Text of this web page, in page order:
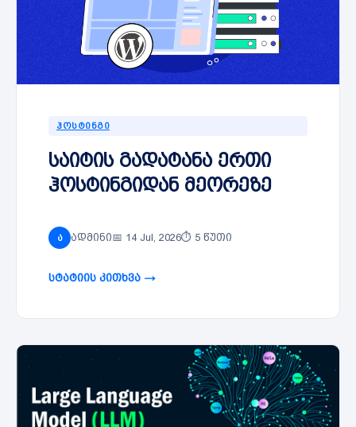
ᲰᲝᲡᲢᲘᲜᲒᲘ
საიტის გადატანა ერთი
ჰოსტინგიდან მეორეზე
ა ადმინი📅 14 Jul, 2026⏱ 5 წუთი
სტატიის კითხვა →